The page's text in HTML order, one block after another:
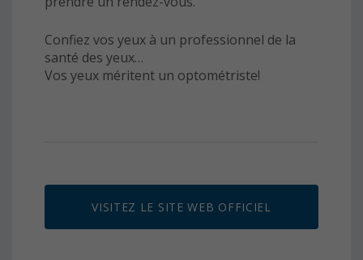
Confiez vos yeux à un professionnel de la
santé des yeux…
Vos yeux méritent un optométriste!
VISITEZ LE SITE WEB OFFICIEL